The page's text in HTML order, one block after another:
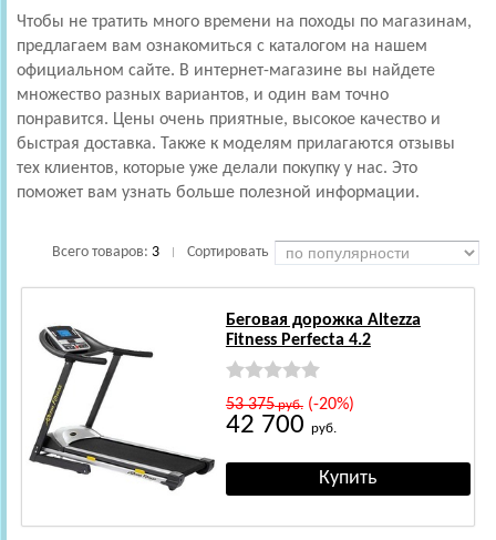
Чтобы не тратить много времени на походы по магазинам,
предлагаем вам ознакомиться с каталогом на нашем
официальном сайте. В интернет-магазине вы найдете
множество разных вариантов, и один вам точно
понравится. Цены очень приятные, высокое качество и
быстрая доставка. Также к моделям прилагаются отзывы
тех клиентов, которые уже делали покупку у нас. Это
поможет вам узнать больше полезной информации.
Всего товаров: 3 Сортировать
Беговая дорожка Altezza
Fitness Perfecta 4.2
53 375руб.(-20%)
42 700 руб.